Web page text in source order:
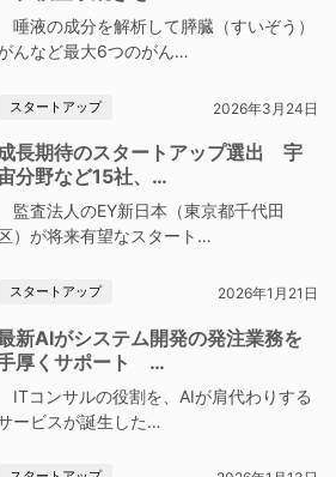
唾液の成分を解析して膵臓（すいぞう）
んなど最大6つのがん…
スタートアップ 2026年3月24日
長期待のスタートアップ選出 宇
分野など15社、…
監査法人のEY新日本（東京都千代田
）が将来有望なスタート…
スタートアップ 2026年1月21日
新AIがシステム開発の発注業務を
厚くサポート …
ITコンサルの役割を、AIが肩代わりする
ービスが誕生した…